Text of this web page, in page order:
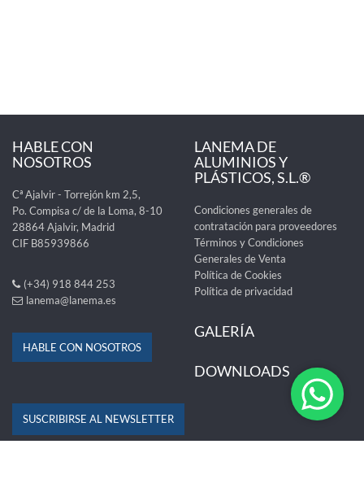
HABLE CON
NOSOTROS
Cª Ajalvir - Torrejón km 2,5,
Po. Compisa c/ de la Loma, 8-10
28864 Ajalvir, Madrid
CIF B85939866
(+34) 918 844 253
lanema@lanema.es
HABLE CON NOSOTROS
LANEMA DE
ALUMINIOS Y
PLÁSTICOS, S.L.®
Condiciones generales de
contratación para proveedores
Términos y Condiciones
Generales de Venta
Política de Cookies
Política de privacidad
GALERÍA
DOWNLOADS
SUSCRIBIRSE AL NEWSLETTER